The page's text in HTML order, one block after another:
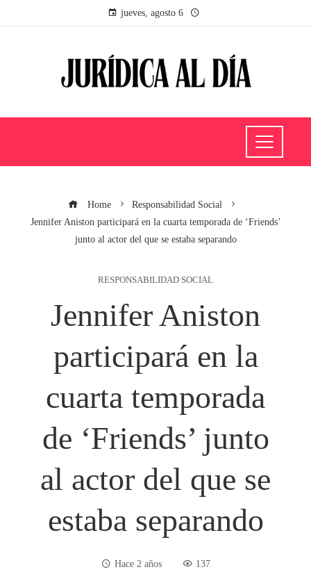
jueves, agosto 6
Home
Responsabilidad Social
Jennifer Aniston participará en la cuarta temporada de ‘Friends’
junto al actor del que se estaba separando
RESPONSABILIDAD SOCIAL
Jennifer Aniston
participará en la
cuarta temporada
de ‘Friends’ junto
al actor del que se
estaba separando
Hace 2 años 137